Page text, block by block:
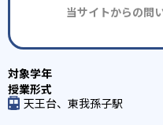
当サイトからの問
天王台、東我孫子駅